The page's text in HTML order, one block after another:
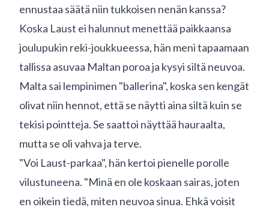
ennustaa säätä niin tukkoisen nenän kanssa?
Koska Laust ei halunnut menettää paikkaansa
joulupukin reki-joukkueessa, hän meni tapaamaan
tallissa asuvaa Maltan poroa ja kysyi siltä neuvoa.
Malta sai lempinimen "ballerina", koska sen kengät
olivat niin hennot, että se näytti aina siltä kuin se
tekisi pointteja. Se saattoi näyttää hauraalta,
mutta se oli vahva ja terve.
"Voi Laust-parkaa", hän kertoi pienelle porolle
vilustuneena. "Minä en ole koskaan sairas, joten
en oikein tiedä, miten neuvoa sinua. Ehkä voisit